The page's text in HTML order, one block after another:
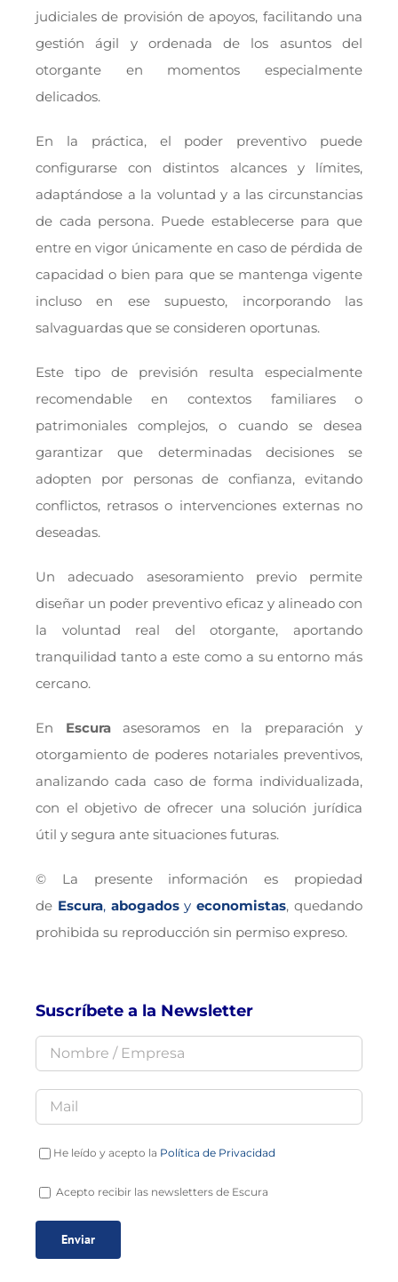
judiciales de provisión de apoyos, facilitando una
gestión ágil y ordenada de los asuntos del
otorgante en momentos especialmente
delicados.
En la práctica, el poder preventivo puede
configurarse con distintos alcances y límites,
adaptándose a la voluntad y a las circunstancias
de cada persona. Puede establecerse para que
entre en vigor únicamente en caso de pérdida de
capacidad o bien para que se mantenga vigente
incluso en ese supuesto, incorporando las
salvaguardas que se consideren oportunas.
Este tipo de previsión resulta especialmente
recomendable en contextos familiares o
patrimoniales complejos, o cuando se desea
garantizar que determinadas decisiones se
adopten por personas de confianza, evitando
conflictos, retrasos o intervenciones externas no
deseadas.
Un adecuado asesoramiento previo permite
diseñar un poder preventivo eficaz y alineado con
la voluntad real del otorgante, aportando
tranquilidad tanto a este como a su entorno más
cercano.
En Escuraasesoramos en la preparación y
otorgamiento de poderes notariales preventivos,
analizando cada caso de forma individualizada,
con el objetivo de ofrecer una solución jurídica
útil y segura ante situaciones futuras.
© La presente información es propiedad
de Escura, abogadosyeconomistas, quedando
prohibida su reproducción sin permiso expreso.
Suscríbete a la Newsletter
He leído y acepto la Política de Privacidad
Acepto recibir las newsletters de Escura